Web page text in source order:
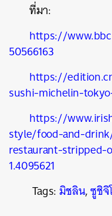
ที่มา:
https://
50566163
https://
sushi-michelin-
https://
style/food-and-
restaurant-
1.4095621
Tags:มิชลิน,ซูชิจิ